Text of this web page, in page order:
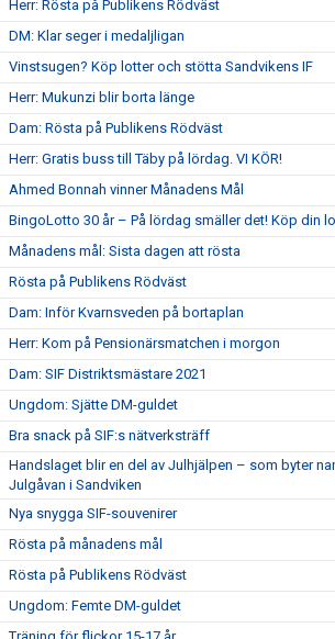
Herr: Rösta på Publikens Rödväst
DM: Klar seger i medaljligan
Vinstsugen? Köp lotter och stötta Sandvikens IF
Herr: Mukunzi blir borta länge
Dam: Rösta på Publikens Rödväst
Herr: Gratis buss till Täby på lördag. VI KÖR!
Ahmed Bonnah vinner Månadens Mål
BingoLotto 30 år – På lördag smäller det! Köp din
Månadens mål: Sista dagen att rösta
Rösta på Publikens Rödväst
Dam: Inför Kvarnsveden på bortaplan
Herr: Kom på Pensionärsmatchen i morgon
Dam: SIF Distriktsmästare 2021
Ungdom: Sjätte DM-guldet
Bra snack på SIF:s nätverksträff
Handslaget blir en del av Julhjälpen – som byter
Julgåvan i Sandviken
Nya snygga SIF-souvenirer
Rösta på månadens mål
Rösta på Publikens Rödväst
Ungdom: Femte DM-guldet